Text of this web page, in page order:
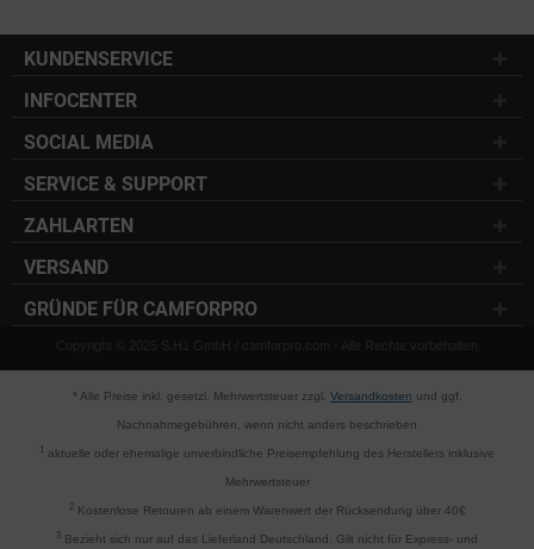
KUNDENSERVICE
INFOCENTER
SOCIAL MEDIA
SERVICE & SUPPORT
ZAHLARTEN
VERSAND
GRÜNDE FÜR CAMFORPRO
Copyright © 2025 S.H1 GmbH / camforpro.com - Alle Rechte vorbehalten
* Alle Preise inkl. gesetzl. Mehrwertsteuer zzgl. Versandkosten und ggf.
Nachnahmegebühren, wenn nicht anders beschrieben
aktuelle oder ehemalige unverbindliche Preisempfehlung des Herstellers inklusive
Mehrwertsteuer
2Kostenlose Retouren ab einem Warenwert der Rücksendung über 40€
3 Bezieht sich nur auf das Lieferland Deutschland. Gilt nicht für Express- und